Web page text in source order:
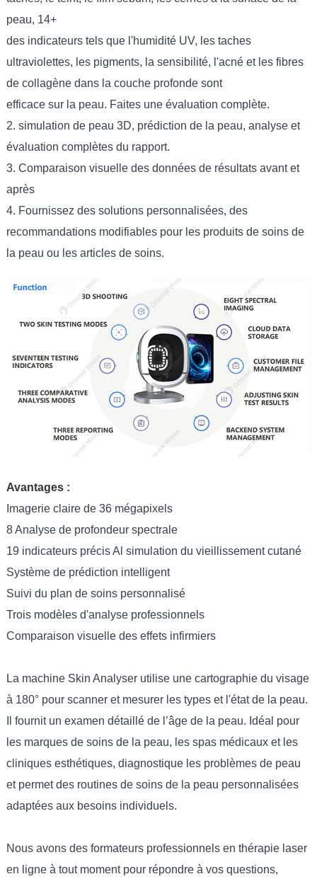
peau, 14+
des indicateurs tels que l'humidité UV, les taches
ultraviolettes, les pigments, la sensibilité, l'acné et les fibres
de collagène dans la couche profonde sont
efficace sur la peau. Faites une évaluation complète.
2. simulation de peau 3D, prédiction de la peau, analyse et
évaluation complètes du rapport.
3. Comparaison visuelle des données de résultats avant et
après
4. Fournissez des solutions personnalisées, des
recommandations modifiables pour les produits de soins de
la peau ou les articles de soins.
Avantages :
Imagerie claire de 36 mégapixels
8 Analyse de profondeur spectrale
19 indicateurs précis Al simulation du vieillissement cutané
Système de prédiction intelligent
Suivi du plan de soins personnalisé
Trois modèles d'analyse professionnels
Comparaison visuelle des effets infirmiers
La machine Skin Analyser utilise une cartographie du visage
à 180° pour scanner et mesurer les types et l'état de la peau.
Il fournit un examen détaillé de l’âge de la peau. Idéal pour
les marques de soins de la peau, les spas médicaux et les
cliniques esthétiques, diagnostique les problèmes de peau
et permet des routines de soins de la peau personnalisées
adaptées aux besoins individuels.
Nous avons des formateurs professionnels en thérapie laser
en ligne à tout moment pour répondre à vos questions,